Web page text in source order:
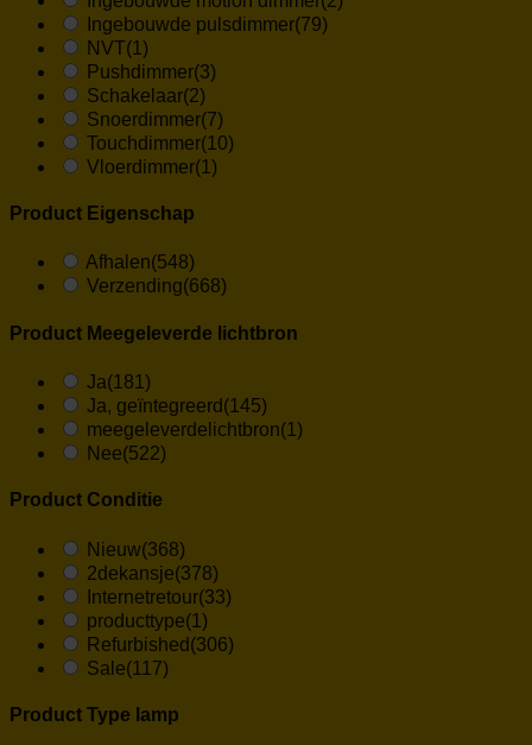
Ingebouwde pulsdimmer(79)
NVT(1)
Pushdimmer(3)
Schakelaar(2)
Snoerdimmer(7)
Touchdimmer(10)
Vloerdimmer(1)
Product Eigenschap
Afhalen(548)
Verzending(668)
Product Meegeleverde lichtbron
Ja(181)
Ja, geïntegreerd (145)
meegeleverdelichtbron(1)
Nee(522)
Product Conditie
Nieuw(368)
2dekansje(378)
Internetretour(33)
producttype(1)
Refurbished (306)
Sale(117)
Product Type lamp